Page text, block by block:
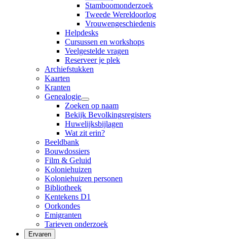
Stamboomonderzoek
Tweede Wereldoorlog
Vrouwengeschiedenis
Helpdesks
Cursussen en workshops
Veelgestelde vragen
Reserveer je plek
Archiefstukken
Kaarten
Kranten
Genealogie
Zoeken op naam
Bekijk Bevolkingsregisters
Huwelijksbijlagen
Wat zit erin?
Beeldbank
Bouwdossiers
Film & Geluid
Koloniehuizen
Koloniehuizen personen
Bibliotheek
Kentekens D1
Oorkondes
Emigranten
Tarieven onderzoek
Ervaren